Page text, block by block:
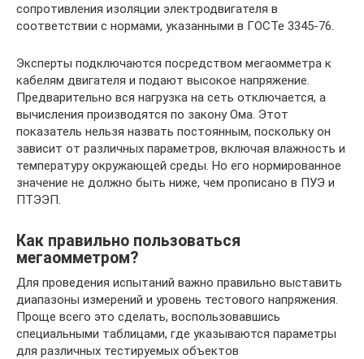
сопротивления изоляции электродвигателя в
соответствии с нормами, указанными в ГОСТе 3345-76.
Эксперты подключаются посредством мегаомметра к
кабелям двигателя и подают высокое напряжение.
Предварительно вся нагрузка на сеть отключается, а
вычисления производятся по закону Ома. Этот
показатель нельзя назвать постоянным, поскольку он
зависит от различных параметров, включая влажность и
температуру окружающей среды. Но его нормированное
значение не должно быть ниже, чем прописано в ПУЭ и
ПТЭЭП.
Как правильно пользоваться
мегаомметром?
Для проведения испытаний важно правильно выставить
диапазоны измерений и уровень тестового напряжения.
Проще всего это сделать, воспользовавшись
специальными таблицами, где указываются параметры
для различных тестируемых объектов